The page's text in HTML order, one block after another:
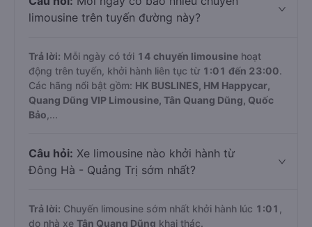
limousine trên tuyến đường này?
Trả lời: Mỗi ngày có tới 14 chuyến limousine hoạt
động trên tuyến, khởi hành liên tục từ 1:01 đến 23:00.
Các hãng nổi bật gồm: HK BUSLINES, HM Happycar,
Quang Dũng VIP Limousine, Tân Quang Dũng, Quốc
Bảo ,...
Câu hỏi: Xe limousine nào khởi hành từ
Đông Hà - Quảng Trị sớm nhất?
Trả lời: Chuyến limousine sớm nhất khởi hành lúc 1:01
do nhà xe Tân Quang Dũng khai thác.